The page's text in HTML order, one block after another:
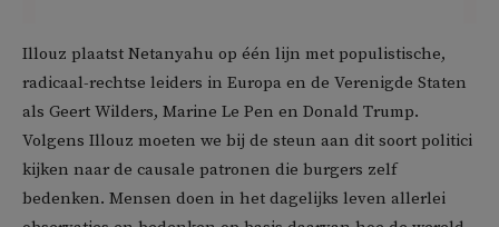
Illouz plaatst Netanyahu op één lijn met populistische,
radicaal-rechtse leiders in Europa en de Verenigde Staten
als Geert Wilders, Marine Le Pen en Donald Trump.
Volgens Illouz moeten we bij de steun aan dit soort politici
kijken naar de causale patronen die burgers zelf
bedenken. Mensen doen in het dagelijks leven allerlei